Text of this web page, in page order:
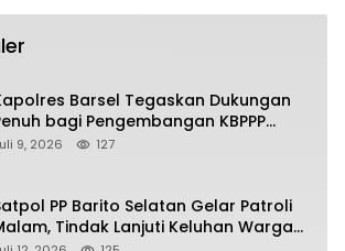
Barsel Tegaskan Dukungan
bagi Pengembangan KBPPP
Tengah
9, 2026 127
PP Barito Selatan Gelar Patroli
Tindak Lanjuti Keluhan Warga